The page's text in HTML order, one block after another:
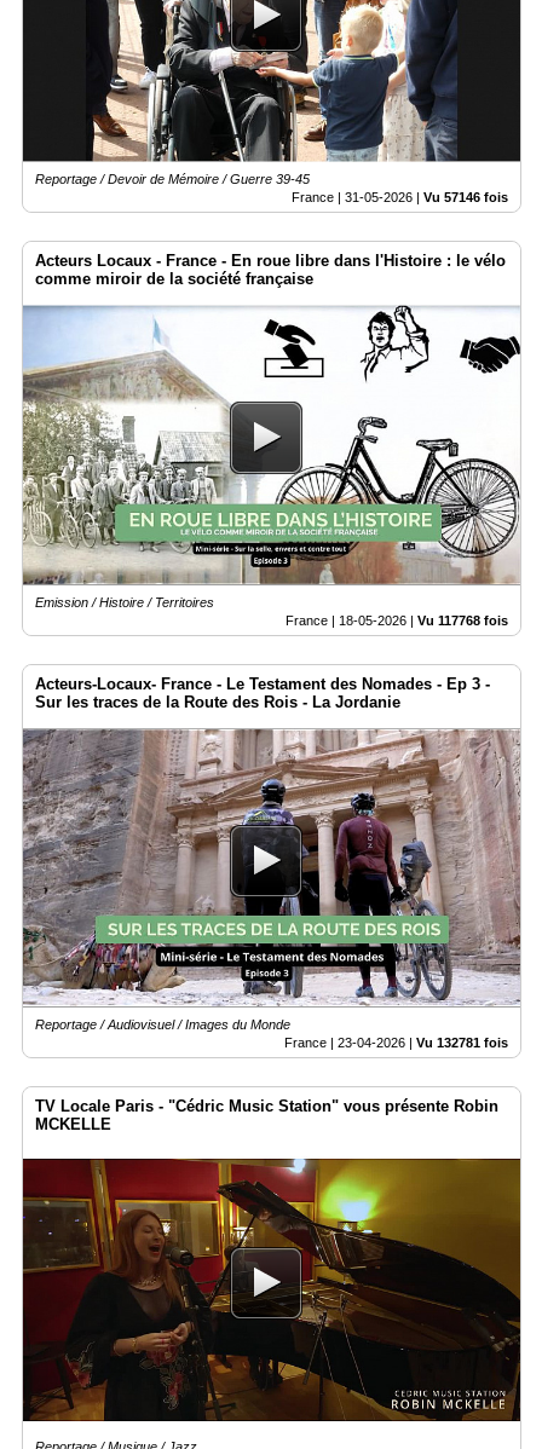
Reportage / Devoir de Mémoire / Guerre 39-45
France | 31-05-2026 Vu 57146 fois
Acteurs Locaux - France - En roue libre dans l'Histoire : le vélo
comme miroir de la société française
Emission / Histoire / Territoires
France | 18-05-2026 | Vu 117768 fois
Acteurs-Locaux- France - Le Testament des Nomades - Ep 3 -
Sur les traces de la Route des Rois - La Jordanie
Reportage / Audiovisuel / Images du Monde
France | 23-04-2026 | Vu 132781 fois
TV Locale Paris - "Cédric Music Station" vous présente Robin
MCKELLE